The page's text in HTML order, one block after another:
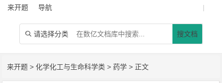
来开题 导航 |
 请选择分类 搜文档
来开题 >化学化工与生命科学类 > 药学 > 正文